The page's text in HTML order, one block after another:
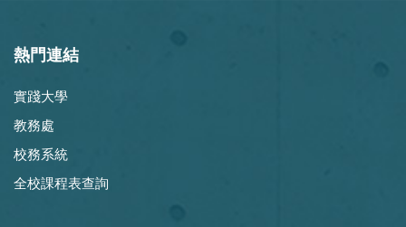
熱門連結
實踐大學
教務處
校務系統
全校課程表查詢